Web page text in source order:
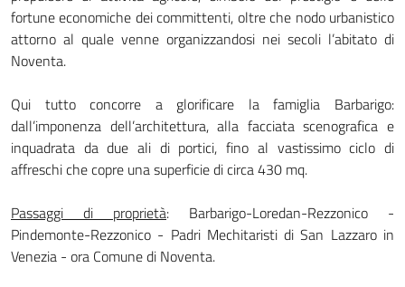
fortune economiche dei committenti, oltre che nodo urbanistico
attorno al quale venne organizzandosi nei secoli l’abitato di
Noventa.
Qui tutto concorre a glorificare la famiglia Barbarigo:
dall’imponenza dell’architettura, alla facciata scenografica e
inquadrata da due ali di portici, fino al vastissimo ciclo di
affreschi che copre una superficie di circa 430 mq.
Passaggi di proprietà: Barbarigo-Loredan-Rez­zonico -
Pindemonte-Rezzonico - Padri Mechitaristi di San Lazzaro in
Venezia - ora Comune di Noventa.